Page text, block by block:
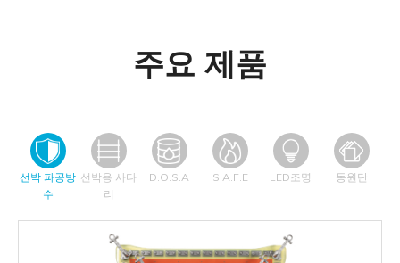
주요 제품
선박 파공방
수
선박용 사다
리
D.O.S.A S.A.F.E LED조명 동원단